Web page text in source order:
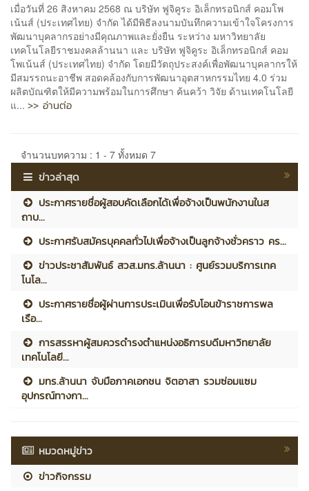
เมื่อวันที่ 26 สิงหาคม 2568 ณ บริษัท ฟูจิคูระ อิเล็กทรอนิกส์ คอมโพ
เน้นส์ (ประเทศไทย) จำกัด ได้มีพิธีลงนามบันทึกความเข้าใจโครงการ
พัฒนาบุคลากรอย่างมีคุณภาพและยั่งยืน ระหว่าง มหาวิทยาลัย
เทคโนโลยีราชมงคลล้านนา และ บริษัท ฟูจิคูระ อิเล็กทรอนิกส์ คอม
โพเน้นส์ (ประเทศไทย) จำกัด โดยมีวัตถุประสงค์เพื่อพัฒนาบุคลากรให้
มีสมรรถนะอาชีพ สอดคล้องกับการพัฒนาอุตสาหกรรมไทย 4.0 ร่วม
ผลิตบัณฑิตให้มีความพร้อมในการศึกษา ค้นคว้า วิจัย ด้านเทคโนโลยี
แ... >> อ่านต่อ
จำนวนบทความ : 1 - 7 ทั้งหมด 7
ข่าวล่าสุด
ประกาศรายชื่อผู้สอบคัดเลือกได้เพื่อจ้างเป็นพนักงานในส
ถาบ...
ประกาศรับสมัครบุคคลทั่วไปเพื่อจ้างเป็นลูกจ้างชั่วคราว คร...
ข่าวประชาสัมพันธ์ สวส.มทร.ล้านนา : ศูนย์รวมบริการเทค
โนโล...
ประกาศรายชื่อผู้ผ่านการประเมินเพื่อรับโอนข้าราชการพล
เรือ...
การสรรหาผู้สมควรดำรงตำแหน่งอธิการบดีมหาวิทยาลัย
เทคโนโลยี...
มทร.ล้านนา จับมือภาคเอกชน จิตอาสา รวมซ่อมแซม
อุปกรณ์ทางกา...
หมวดหมู่ข่าว
ข่าวกิจกรรม